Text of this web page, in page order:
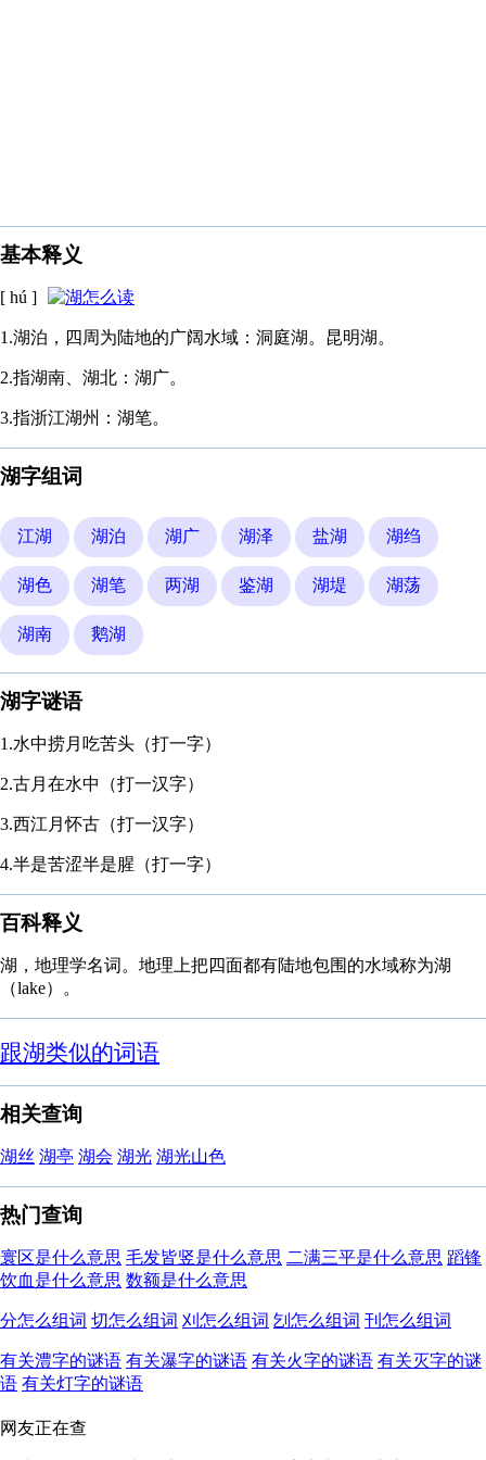
基本释义
[ hú ]
1.湖泊，四周为陆地的广阔水域：洞庭湖。昆明湖。
2.指湖南、湖北：湖广。
3.指浙江湖州：湖笔。
湖字组词
江湖 湖泊 湖广 湖泽 盐湖 湖绉
湖色 湖笔 两湖 鉴湖 湖堤 湖荡
湖南 鹅湖
湖字谜语
1.水中捞月吃苦头（打一字）
2.古月在水中（打一汉字）
3.西江月怀古（打一汉字）
4.半是苦涩半是腥（打一字）
百科释义
湖，地理学名词。地理上把四面都有陆地包围的水域称为湖
（lake）。
跟湖类似的词语
相关查询
湖丝 湖亭 湖会 湖光 湖光山色
热门查询
寰区是什么意思 毛发皆竖是什么意思 二满三平是什么意思 蹈锋
饮血是什么意思 数额是什么意思
分怎么组词 切怎么组词 刈怎么组词 刉怎么组词 刊怎么组词
有关澧字的谜语 有关瀑字的谜语 有关火字的谜语 有关灭字的谜
语 有关灯字的谜语
网友正在查